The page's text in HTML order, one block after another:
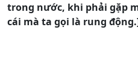
trong nước, khi phải gặp
cái mà ta gọi là rung